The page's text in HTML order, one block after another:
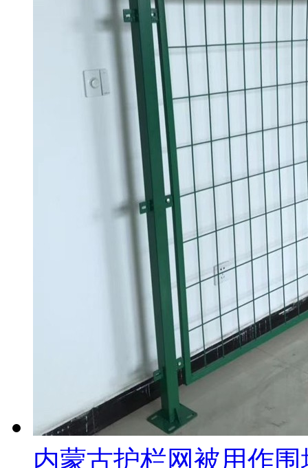
内蒙古护栏网被用作